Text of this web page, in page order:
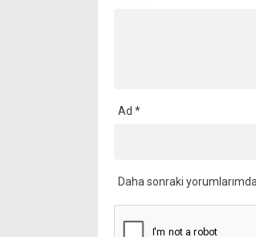
Ad *
Daha sonraki